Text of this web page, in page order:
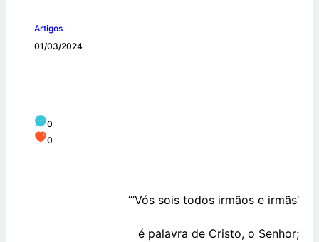
Artigos
01/03/2024
0
0
“‘Vós sois todos irmãos e irmãs’
é palavra de Cristo, o Senhor;